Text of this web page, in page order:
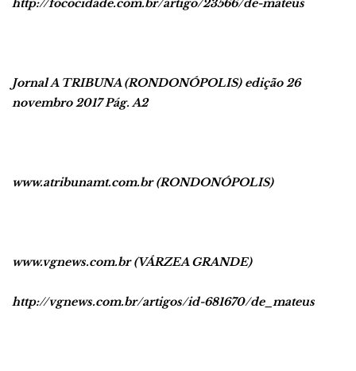
http://fococidade.com.br/artigo/23566/de-mateus
Jornal A TRIBUNA (RONDONÓPOLIS) edição 26
novembro 2017 Pág. A2
www.atribunamt.com.br (RONDONÓPOLIS)
www.vgnews.com.br (VÁRZEA GRANDE)
http://vgnews.com.br/artigos/id-681670/de_mateus